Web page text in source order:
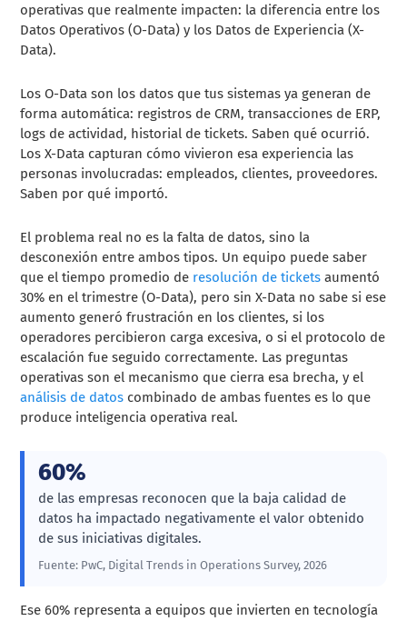
operativas que realmente impacten: la diferencia entre los
Datos Operativos (O-Data) y los Datos de Experiencia (X-
Data).
Los O-Data son los datos que tus sistemas ya generan de
forma automática: registros de CRM, transacciones de ERP,
logs de actividad, historial de tickets. Saben qué ocurrió.
Los X-Data capturan cómo vivieron esa experiencia las
personas involucradas: empleados, clientes, proveedores.
Saben por qué importó.
El problema real no es la falta de datos, sino la
desconexión entre ambos tipos. Un equipo puede saber
que el tiempo promedio de resolución de tickets aumentó
30% en el trimestre (O-Data), pero sin X-Data no sabe si ese
aumento generó frustración en los clientes, si los
operadores percibieron carga excesiva, o si el protocolo de
escalación fue seguido correctamente. Las preguntas
operativas son el mecanismo que cierra esa brecha, y el
análisis de datos combinado de ambas fuentes es lo que
produce inteligencia operativa real.
60%
de las empresas reconocen que la baja calidad de
datos ha impactado negativamente el valor obtenido
de sus iniciativas digitales.
Fuente: PwC, Digital Trends in Operations Survey, 2026
Ese 60% representa a equipos que invierten en tecnología